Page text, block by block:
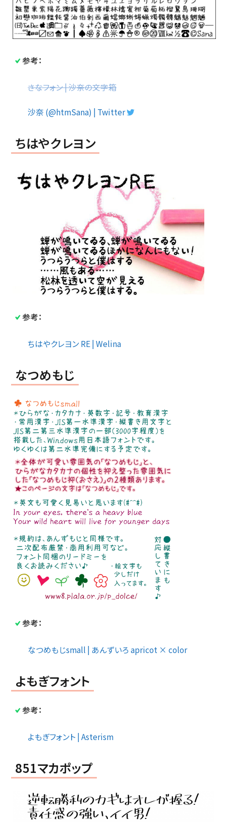
参考：
さなフォン | 沙奈の文字箱
沙奈 (@htmSana) | Twitter
ちはやクレヨン
参考：
ちはやクレヨン RE | Welina
なつめもじ
参考：
なつめもじsmall | あんずいろ apricot × color
よもぎフォント
参考：
よもぎフォント | Asterism
851マカポップ